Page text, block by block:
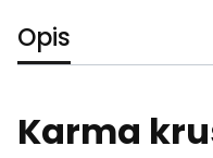
Opis
Karma